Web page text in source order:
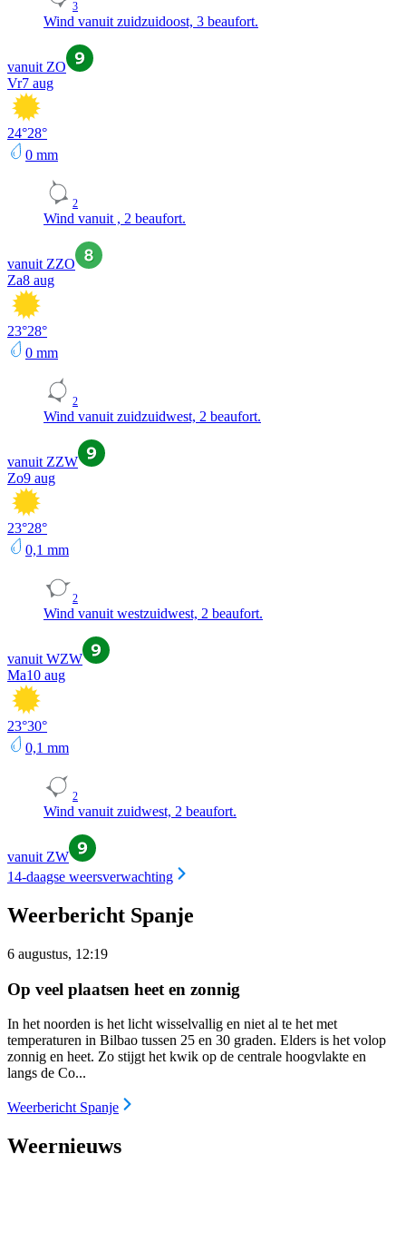
3
Wind vanuit zuidzuidoost, 3 beaufort.
vanuit ZO
Vr7 aug
24°28°
0 mm
2
Wind vanuit , 2 beaufort.
vanuit ZZO
Za8 aug
23°28°
0 mm
2
Wind vanuit zuidzuidwest, 2 beaufort.
vanuit ZZW
Zo9 aug
23°28°
0,1 mm
2
Wind vanuit westzuidwest, 2 beaufort.
vanuit WZW
Ma10 aug
23°30°
0,1 mm
2
Wind vanuit zuidwest, 2 beaufort.
vanuit ZW
14-daagse weersverwachting
Weerbericht Spanje
6 augustus, 12:19
Op veel plaatsen heet en zonnig
In het noorden is het licht wisselvallig en niet al te het met
temperaturen in Bilbao tussen 25 en 30 graden. Elders is het volop
zonnig en heet. Zo stijgt het kwik op de centrale hoogvlakte en
langs de Co...
Weerbericht Spanje
Weernieuws